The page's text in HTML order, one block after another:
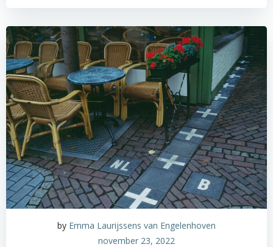
by Emma Laurijssens van Engelenhoven
november 23, 2022